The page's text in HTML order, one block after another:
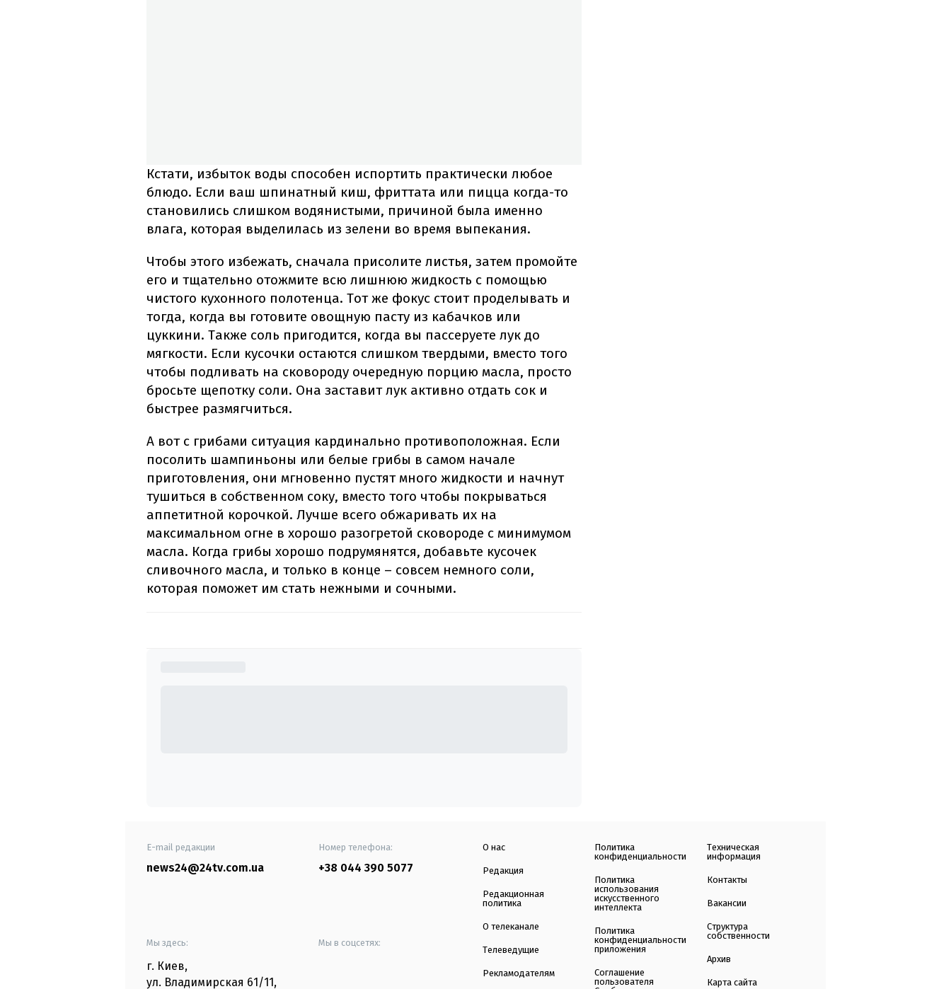
Кстати, избыток воды способен испортить практически любое
блюдо. Если ваш шпинатный киш, фриттата или пицца когда-то
становились слишком водянистыми, причиной была именно
влага, которая выделилась из зелени во время выпекания.
Чтобы этого избежать, сначала присолите листья, затем промойте
его и тщательно отожмите всю лишнюю жидкость с помощью
чистого кухонного полотенца. Тот же фокус стоит проделывать и
тогда, когда вы готовите овощную пасту из кабачков или
цуккини. Также соль пригодится, когда вы пассеруете лук до
мягкости. Если кусочки остаются слишком твердыми, вместо того
чтобы подливать на сковороду очередную порцию масла, просто
бросьте щепотку соли. Она заставит лук активно отдать сок и
быстрее размягчиться.
А вот с грибами ситуация кардинально противоположная. Если
посолить шампиньоны или белые грибы в самом начале
приготовления, они мгновенно пустят много жидкости и начнут
тушиться в собственном соку, вместо того чтобы покрываться
аппетитной корочкой. Лучше всего обжаривать их на
максимальном огне в хорошо разогретой сковороде с минимумом
масла. Когда грибы хорошо подрумянятся, добавьте кусочек
сливочного масла, и только в конце – совсем немного соли,
которая поможет им стать нежными и сочными.
E-mail редакции
news24@24tv.com.ua
Номер телефона:
+38 044 390 5077
Мы здесь:
г. Киев,
ул. Владимирская 61/11,
Мы в соцсетях:
О нас
Редакция
Редакционная
политика
О телеканале
Телеведущие
Рекламодателям
Политика
конфиденциальности
Политика
использования
искусственного
интеллекта
Политика
конфиденциальности
приложения
Соглашение
пользователя
Техническая
информация
Контакты
Вакансии
Структура
собственности
Архив
Карта сайта